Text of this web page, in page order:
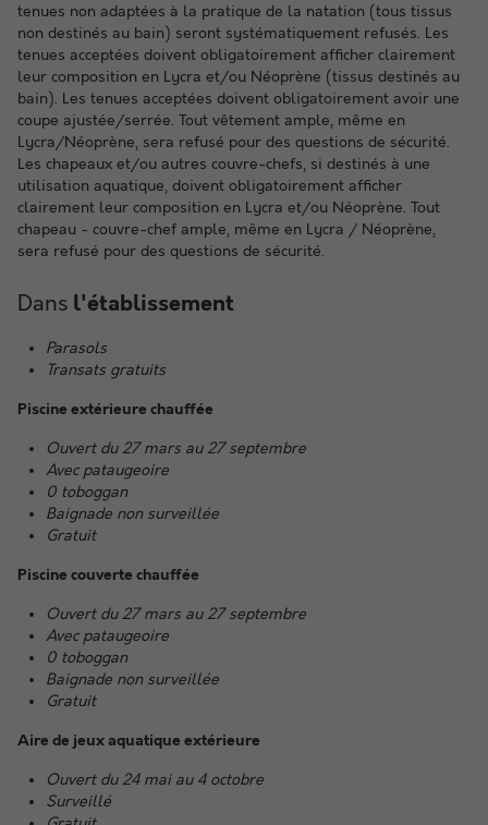
tenues non adaptées à la pratique de la natation (tous tissus
non destinés au bain) seront systématiquement refusés. Les
tenues acceptées doivent obligatoirement afficher clairement
leur composition en Lycra et/ou Néoprène (tissus destinés au
bain). Les tenues acceptées doivent obligatoirement avoir une
coupe ajustée/serrée. Tout vêtement ample, même en
Lycra/Néoprène, sera refusé pour des questions de sécurité.
Les chapeaux et/ou autres couvre-chefs, si destinés à une
utilisation aquatique, doivent obligatoirement afficher
clairement leur composition en Lycra et/ou Néoprène. Tout
chapeau - couvre-chef ample, même en Lycra / Néoprène,
sera refusé pour des questions de sécurité.
Dans l'établissement
Parasols
Transats gratuits
Piscine extérieure chauffée
Ouvert du 27 mars au 27 septembre
Avec pataugeoire
0 toboggan
Baignade non surveillée
Gratuit
Piscine couverte chauffée
Ouvert du 27 mars au 27 septembre
Avec pataugeoire
0 toboggan
Baignade non surveillée
Gratuit
Aire de jeux aquatique extérieure
Ouvert du 24 mai au 4 octobre
Surveillé